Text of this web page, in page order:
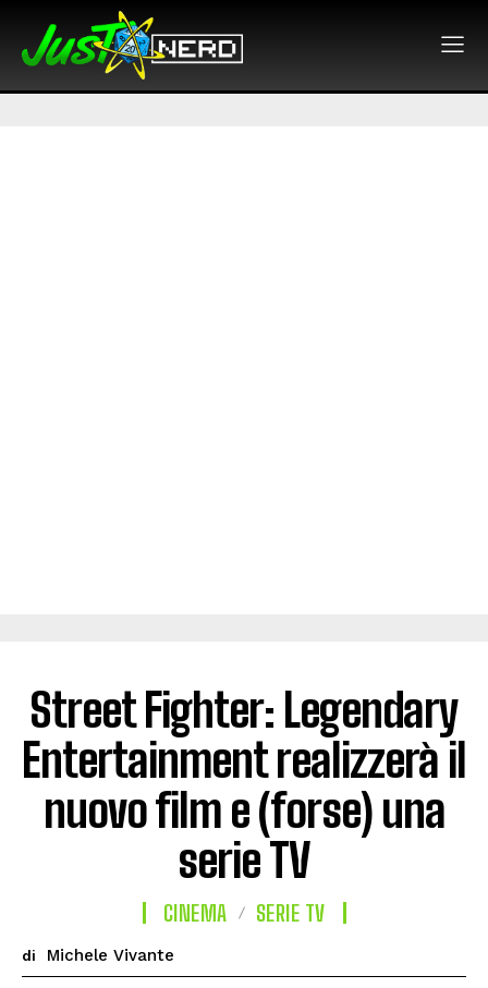
Street Fighter: Legendary
Entertainment realizzerà il
nuovo film e (forse) una
serie TV
CINEMA SERIE TV
di Michele Vivante